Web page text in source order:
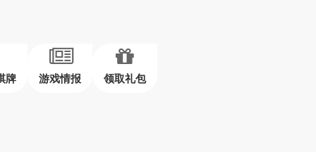
牌 游戏情报 领取礼包